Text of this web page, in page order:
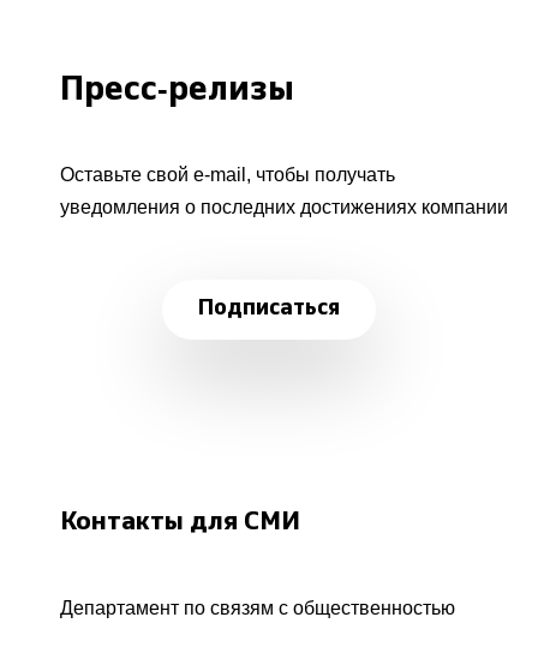
Пресс-релизы
Оставьте свой e-mail, чтобы получать
уведомления о последних достижениях компании
Подписаться
Контакты для СМИ
Департамент по связям с общественностью